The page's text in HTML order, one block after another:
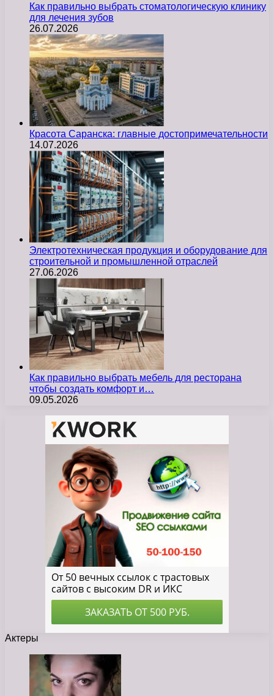
Как правильно выбрать стоматологическую клинику
для лечения зубов
26.07.2026
Красота Саранска: главные достопримечательности
14.07.2026
Электротехническая продукция и оборудование для
строительной и промышленной отраслей
27.06.2026
Как правильно выбрать мебель для ресторана
чтобы создать комфорт и…
09.05.2026
Актеры